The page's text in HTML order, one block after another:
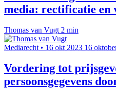
media: rectificatie en
Thomas van Vugt 2 min
Mediarecht • 16 okt 2023 16
Vordering tot
persoonsgegevens